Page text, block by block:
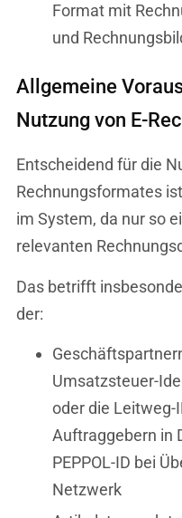
Format mit
und
Allgemeine
Nutzung von E-
Entscheidend für die
Rechnungsformates
im System, da nur so
relevanten
Das betrifft
der:
Umsatzsteuer-
oder die Leitweg-
Auftraggebern in
PEPPOL-ID bei
Netzwerk